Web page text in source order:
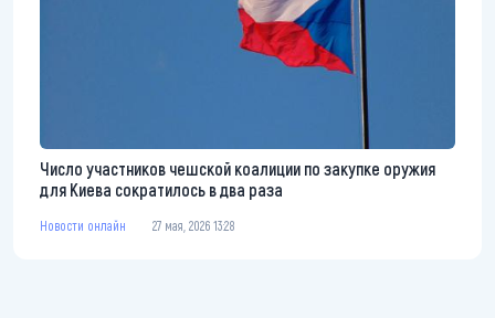
Число участников чешской коалиции по закупке оружия
для Киева сократилось в два раза
Новости онлайн 27 мая, 2026 13:28